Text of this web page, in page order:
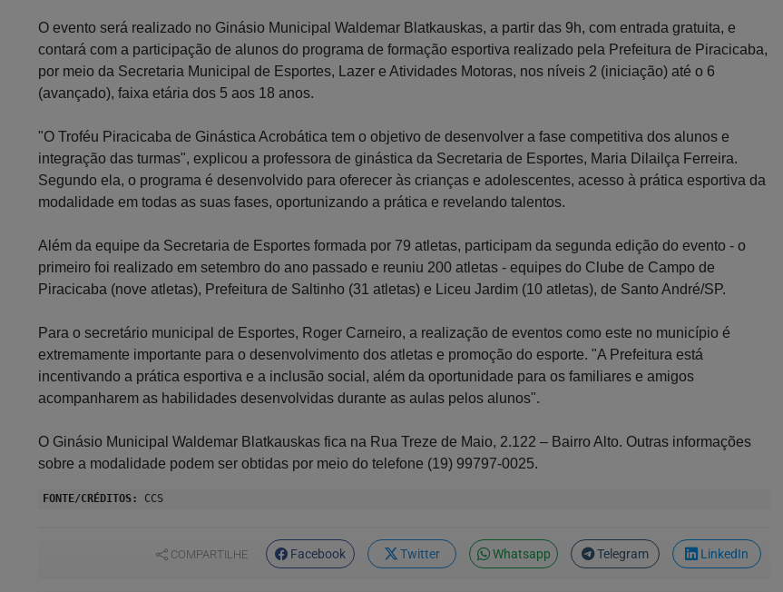
O evento será realizado no Ginásio Municipal Waldemar Blatkauskas, a partir das 9h, com entrada gratuita, e
contará com a participação de alunos do programa de formação esportiva realizado pela Prefeitura de Piracicaba,
por meio da Secretaria Municipal de Esportes, Lazer e Atividades Motoras, nos níveis 2 (iniciação) até o 6
(avançado), faixa etária dos 5 aos 18 anos.
"O Troféu Piracicaba de Ginástica Acrobática tem o objetivo de desenvolver a fase competitiva dos alunos e
integração das turmas", explicou a professora de ginástica da Secretaria de Esportes, Maria Dilailça Ferreira.
Segundo ela, o programa é desenvolvido para oferecer às crianças e adolescentes, acesso à prática esportiva da
modalidade em todas as suas fases, oportunizando a prática e revelando talentos.
Além da equipe da Secretaria de Esportes formada por 79 atletas, participam da segunda edição do evento - o
primeiro foi realizado em setembro do ano passado e reuniu 200 atletas - equipes do Clube de Campo de
Piracicaba (nove atletas), Prefeitura de Saltinho (31 atletas) e Liceu Jardim (10 atletas), de Santo André/SP.
Para o secretário municipal de Esportes, Roger Carneiro, a realização de eventos como este no município é
extremamente importante para o desenvolvimento dos atletas e promoção do esporte. "A Prefeitura está
incentivando a prática esportiva e a inclusão social, além da oportunidade para os familiares e amigos
acompanharem as habilidades desenvolvidas durante as aulas pelos alunos".
O Ginásio Municipal Waldemar Blatkauskas fica na Rua Treze de Maio, 2.122 – Bairro Alto. Outras informações
sobre a modalidade podem ser obtidas por meio do telefone (19) 99797-0025.
FONTE/CRÉDITOS: CCS
COMPARTILHE Facebook Twitter Whatsapp Telegram LinkedIn